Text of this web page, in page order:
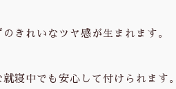
きれいなツヤ感が生まれます。
寝中でも安心して付けられます。